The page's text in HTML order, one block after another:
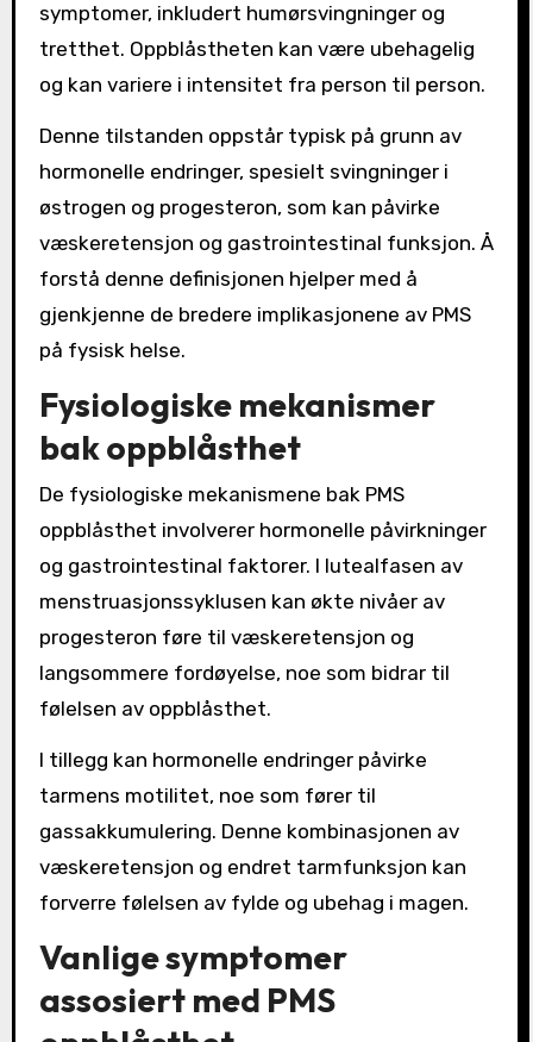
symptomer, inkludert humørsvingninger og
tretthet. Oppblåstheten kan være ubehagelig
og kan variere i intensitet fra person til person.
Denne tilstanden oppstår typisk på grunn av
hormonelle endringer, spesielt svingninger i
østrogen og progesteron, som kan påvirke
væskeretensjon og gastrointestinal funksjon. Å
forstå denne definisjonen hjelper med å
gjenkjenne de bredere implikasjonene av PMS
på fysisk helse.
Fysiologiske mekanismer
bak oppblåsthet
De fysiologiske mekanismene bak PMS
oppblåsthet involverer hormonelle påvirkninger
og gastrointestinal faktorer. I lutealfasen av
menstruasjonssyklusen kan økte nivåer av
progesteron føre til væskeretensjon og
langsommere fordøyelse, noe som bidrar til
følelsen av oppblåsthet.
I tillegg kan hormonelle endringer påvirke
tarmens motilitet, noe som fører til
gassakkumulering. Denne kombinasjonen av
væskeretensjon og endret tarmfunksjon kan
forverre følelsen av fylde og ubehag i magen.
Vanlige symptomer
assosiert med PMS